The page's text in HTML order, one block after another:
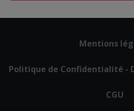
Mentions
Politique de Confidentialité -
CGU